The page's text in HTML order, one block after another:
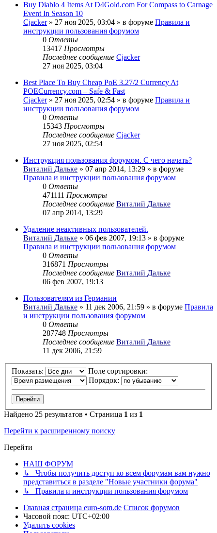
Buy Diablo 4 Items At D4Gold.com For Compass to Carnage
Event In Season 10
Cjacker» 27 ноя 2025, 03:04 » в форуме Правила и
инструкции пользования форумом
0 Ответы
13417 Просмотры
Последнее сообщение Cjacker
27 ноя 2025, 03:04
Best Place To Buy Cheap PoE 3.27/2 Currency At
POECurrency.com – Safe & Fast
Cjacker» 27 ноя 2025, 02:54 » в форуме Правила и
инструкции пользования форумом
0 Ответы
15343 Просмотры
Последнее сообщение Cjacker
27 ноя 2025, 02:54
Инструкция пользования форумом. С чего начать?
Виталий Дальке » 07 апр 2014, 13:29 » в форуме
Правила и инструкции пользования форумом
0 Ответы
471111 Просмотры
Последнее сообщение Виталий Дальке
07 апр 2014, 13:29
Удаление неактивных пользователей.
Виталий Дальке » 06 фев 2007, 19:13 » в форуме
Правила и инструкции пользования форумом
0 Ответы
316871 Просмотры
Последнее сообщение Виталий Дальке
06 фев 2007, 19:13
Пользователям из Германии
Виталий Дальке » 11 дек 2006, 21:59 » в форуме Правила
и инструкции пользования форумом
0 Ответы
287748 Просмотры
Последнее сообщение Виталий Дальке
11 дек 2006, 21:59
Показать:
Поле сортировки:
Порядок:
Найдено 25 результатов • Страница 1 из 1
Перейти к расширенному поиску
Перейти
НАШ ФОРУМ
↳ Чтобы получить доступ ко всем форумам вам нужно
представиться в разделе "Новые участники форума"
↳ Правила и инструкции пользования форумом
Главная страница euro-som.de Список форумов
Часовой пояс: UTC+02:00
Удалить cookies